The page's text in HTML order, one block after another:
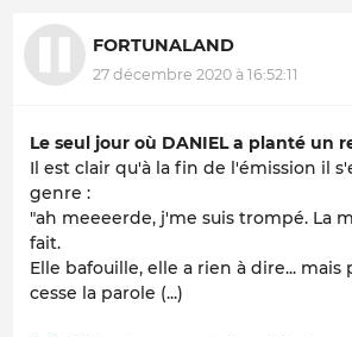
FORTUNALAND
27 décembre 2020 à 16:52:11
Le seul jour où DANIEL a planté un
Il est clair qu'à la fin de l'émission il
genre :
"ah meeeerde, j'me suis trompé. La
fait.
Elle bafouille, elle a rien à dire... mais
cesse la parole (...)